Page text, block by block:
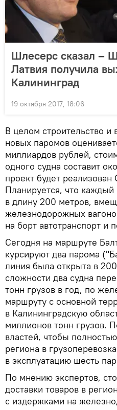
Шлесерс сказал –
Латвия получила
Калининград
19 октября 2017, 18:06
В целом строительство и
новых паромов
миллиардов рублей,
одного судна составит
проект будет
Планируется, что каждый
в длину 200 метров,
железнодорожных
на борт автотранспорт и
Сегодня на маршруте
курсируют два парома
линия была открыта в
сложности два судна
тонн грузов в год, по
маршруту с основной
в Калининградскую
миллионов тонн грузов.
властей, чтобы
региона в
в эксплуатацию шесть
По мнению экспертов,
доставки товаров в
с издержками на